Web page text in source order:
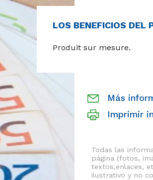
LOS BENEFICIOS DEL
Produit sur mesure.
Más
Imprimir
Todas las
página (fotos,
textos,enlaces,
ilustrativo y no